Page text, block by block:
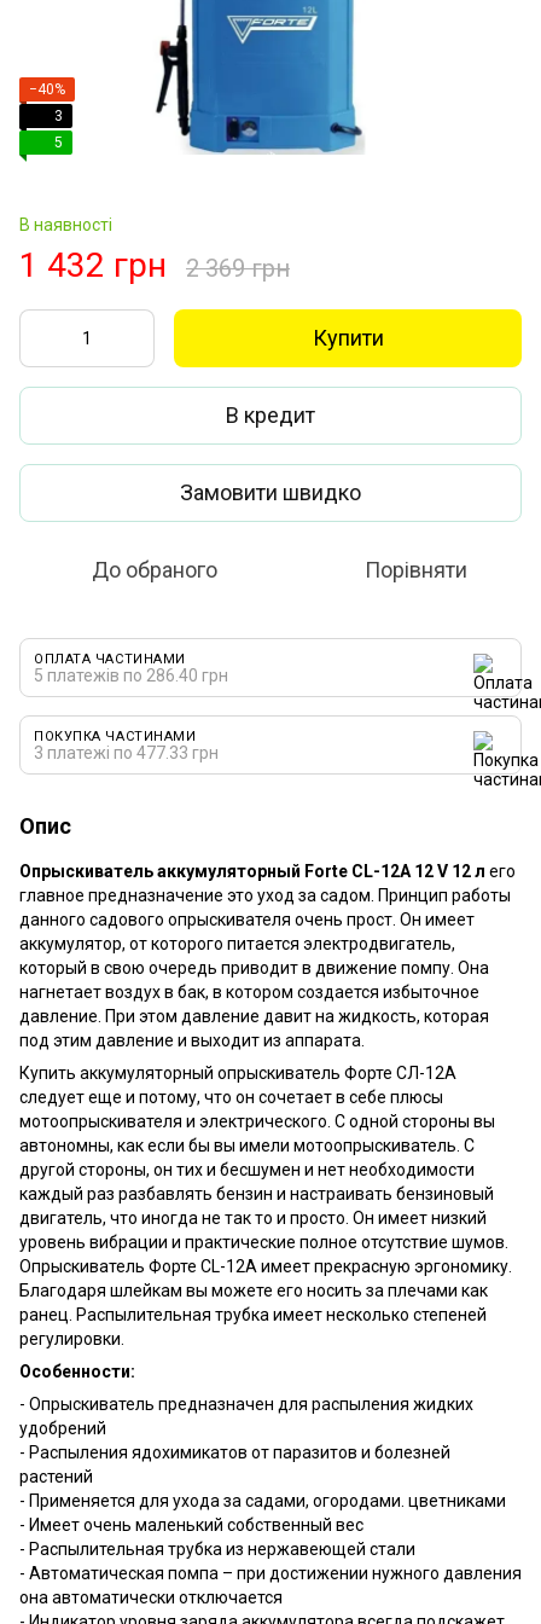
−40%
3
5
В наявності
1 432 грн 2 369 грн
Купити
В кредит
Замовити швидко
До обраного Порівняти
ОПЛАТА ЧАСТИНАМИ
5 платежів по 286.40 грн
ПОКУПКА ЧАСТИНАМИ
3 платежі по 477.33 грн
Опис
Опрыскиватель аккумуляторный Forte CL-12A 12 V 12 л его
главное предназначение это уход за садом. Принцип работы
данного садового опрыскивателя очень прост. Он имеет
аккумулятор, от которого питается электродвигатель,
который в свою очередь приводит в движение помпу. Она
нагнетает воздух в бак, в котором создается избыточное
давление. При этом давление давит на жидкость, которая
под этим давление и выходит из аппарата.
Купить аккумуляторный опрыскиватель Форте СЛ-12А
следует еще и потому, что он сочетает в себе плюсы
мотоопрыскивателя и электрического. С одной стороны вы
автономны, как если бы вы имели мотоопрыскиватель. С
другой стороны, он тих и бесшумен и нет необходимости
каждый раз разбавлять бензин и настраивать бензиновый
двигатель, что иногда не так то и просто. Он имеет низкий
уровень вибрации и практические полное отсутствие шумов.
Опрыскиватель Форте CL-12A имеет прекрасную эргономику.
Благодаря шлейкам вы можете его носить за плечами как
ранец. Распылительная трубка имеет несколько степеней
регулировки.
Особенности:
- Опрыскиватель предназначен для распыления жидких
удобрений
- Распыления ядохимикатов от паразитов и болезней
растений
- Применяется для ухода за садами, огородами. цветниками
- Имеет очень маленький собственный вес
- Распылительная трубка из нержавеющей стали
- Автоматическая помпа – при достижении нужного давления
она автоматически отключается